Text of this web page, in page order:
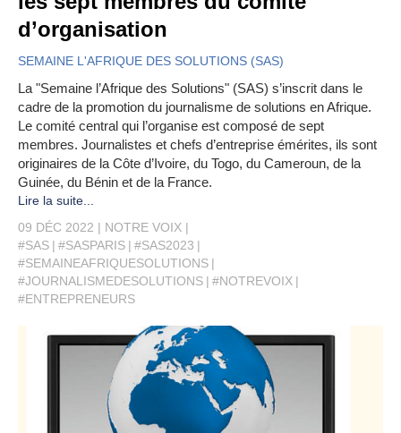
d’organisation
SEMAINE L'AFRIQUE DES SOLUTIONS (SAS)
La "Semaine l’Afrique des Solutions" (SAS) s’inscrit dans le
cadre de la promotion du journalisme de solutions en Afrique.
Le comité central qui l’organise est composé de sept
membres. Journalistes et chefs d’entreprise émérites, ils sont
originaires de la Côte d’Ivoire, du Togo, du Cameroun, de la
Guinée, du Bénin et de la France.
Lire la suite...
09 DÉC 2022
NOTRE VOIX
#SAS
#SASPARIS
#SAS2023
#SEMAINEAFRIQUESOLUTIONS
#JOURNALISMEDESOLUTIONS
#NOTREVOIX
#ENTREPRENEURS